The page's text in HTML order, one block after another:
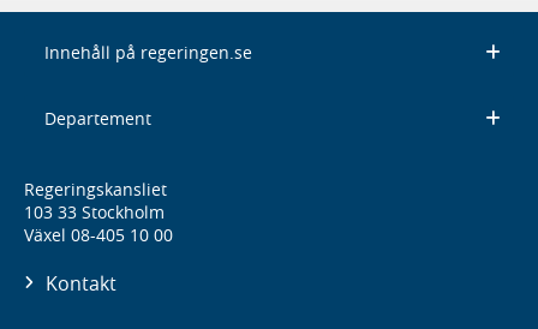
Innehåll på regeringen.se
Departement
Regeringskansliet
103 33 Stockholm
Växel 08-405 10 00
Kontakt